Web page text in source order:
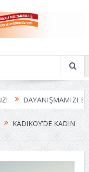
DAYANIŞMAMIZI
KADIKÖY’DE KADIN